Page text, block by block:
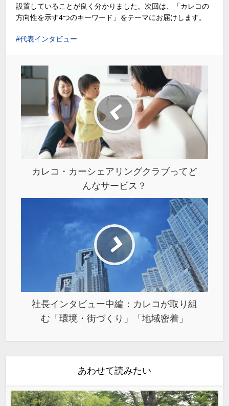
設置していることが良く分かりました。次回は、「カレコの
方向性を示す4つのキーワード」をテーマにお届けします。
代表インタビュー
カレコ・カーシェアリングクラブってど
んなサービス？
社長インタビュー中編：カレコが取り組
む「環境・街づくり」「地域密着」
あわせて読みたい